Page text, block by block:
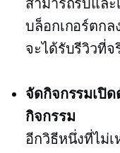
สามารถรับแล
บล็อกเกอร์ตก
จะได้รับรีวิวที่จ
จัดกิจกรรมเปิ
กิจกรรม
อีกวิธีหนึ่งที่ไม่